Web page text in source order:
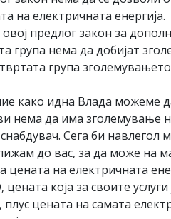
на електричната енергија.
предлог закон за
група нема да добијат
група
како идна Влада можеме
нема да има зголемување
Сега би
до вас, за да може на
цената на електричната
која за своите
цената на самата